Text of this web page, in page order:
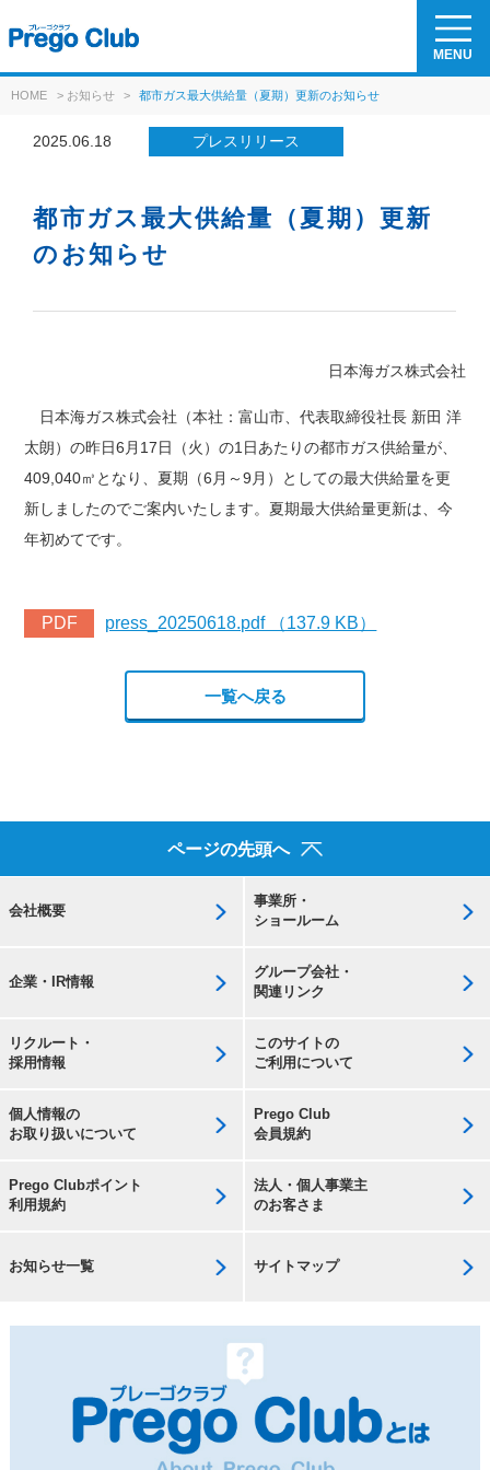
MENU
HOME > お知らせ > 都市ガス最大供給量（夏期）更新のお知らせ
2025.06.18 プレスリリース
都市ガス最大供給量（夏期）更新
のお知らせ
日本海ガス株式会社
日本海ガス株式会社（本社：富山市、代表取締役社長 新田 洋
太朗）の昨日6月17日（火）の1日あたりの都市ガス供給量が、
409,040㎥となり、夏期（6月～9月）としての最大供給量を更
新しましたのでご案内いたします。夏期最大供給量更新は、今
年初めてです。
PDF press_20250618.pdf （137.9 KB）
一覧へ戻る
ページの先頭へ
会社概要
事業所・
ショールーム
企業・IR情報
グループ会社・
関連リンク
リクルート・
採用情報
このサイトの
ご利用について
個人情報の
お取り扱いについて
Prego Club
会員規約
Prego Clubポイント
利用規約
法人・個人事業主
のお客さま
お知らせ一覧 サイトマップ